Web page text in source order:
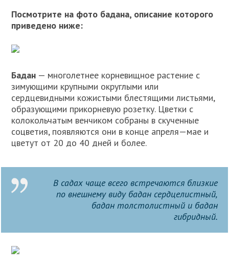
Посмотрите на фото бадана, описание которого
приведено ниже:
Бадан — многолетнее корневищное растение с
зимующими крупными округлыми или
сердцевидными кожистыми блестящими листьями,
образующими прикорневую розетку. Цветки с
колокольчатым венчиком собраны в скученные
соцветия, появляются они в конце апреля—мае и
цветут от 20 до 40 дней и более.
В садах чаще всего встречаются близкие
по внешнему виду бадан сердцелистный,
бадан толстолистный и бадан
гибридный.